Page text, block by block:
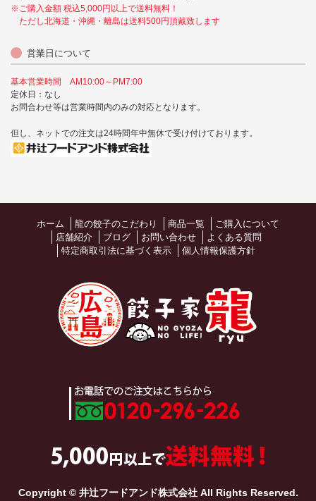
※ご購入金額 税込5,000円以上で送料無料！
ただし北海道・沖縄・離島は送料500円頂戴致します
営業日について
基本営業時間 AM10:00～PM7:00
定休日：なし
お問合わせ等は営業時間内のみの対応となります。
但し、ネットでの注文は24時間年中無休で受け付けております。
ホーム 龍の餃子のこだわり 商品一覧
ご購入について
店舗紹介
ブログ お問い合わせ
よくある質問
特定商取引法に基づく表示
個人情報保護方針
Copyright © 井辻フードアンド株式会社 All Rights Reserved.